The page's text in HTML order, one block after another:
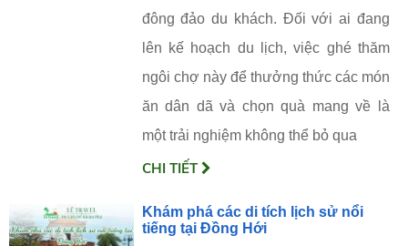
đông đảo du khách. Đối với ai đang
lên kế hoạch du lịch, việc ghé thăm
ngôi chợ này để thưởng thức các món
ăn dân dã và chọn quà mang về là
một trải nghiệm không thể bỏ qua
CHI TIẾT
Khám phá các di tích lịch sử nổi
tiếng tại Đồng Hới